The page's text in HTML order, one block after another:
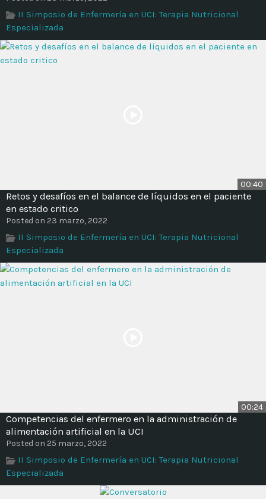
Time
II Simposio de Enfermería en UCI: Terapia Nutricional
Especializada
00:40
Retos y desafíos en el balance de líquidos en el paciente
en estado critico
Posted on 23 marzo, 2022
II Simposio de Enfermería en UCI: Terapia Nutricional
Especializada
00:24
Competencias del enfermero en la administración de
alimentación artificial en la UCI
Posted on 25 marzo, 2022
II Simposio de Enfermería en UCI: Terapia Nutricional
Especializada